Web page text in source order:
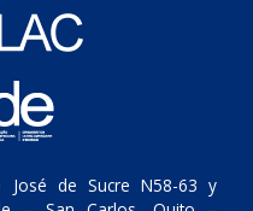
José de Sucre N58-63 y